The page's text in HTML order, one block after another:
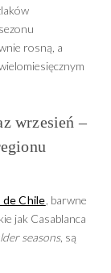
rosną, a
wrzesień –
Chile , barwne
jak Casablanca
seasons, są